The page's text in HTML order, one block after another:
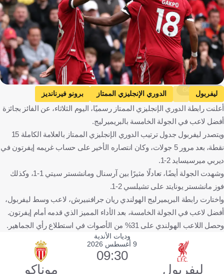
Getty Images
ليفربول الدوري الإنجليزي الممتاز
برونو فيرنانديز
أنطون ستاخ
جيريمي دوكو إنجلترا البرتغال
ألمانيا
بلجيكا
كرة قدم
أعلنت رابطة الدوري الإنجليزي الممتاز رسميًا، اليوم الثلاثاء، عن الفائز بجائزة
أفضل لاعب في الجولة الخامسة بالبريميرليج.
ويتصدر ليفربول جدول ترتيب الدوري الإنجليزي الممتاز بالعلامة الكاملة 15
نقطة، بعد مرور 5 جولات، وكان انتصاره الأخير على حساب غريمه إيفرتون في
ديربي ميرسيسايد 2-1.
وشهدت الجولة أيضًا، تعادلًا مثيرًا بين آرسنال ومانشستر سيتي 1-1، وكذلك
فوز مانشستر يونايتد على تشيلسي 2-1.
واختارت رابطة البريميرليج الهولندي ريان جرافنبيرش، لاعب وسط ليفربول،
أفضل لاعب في الجولة الخامسة، بعد الأداء المميز الذي قدمه أمام إيفرتون.
وحصل اللاعب الهولندي على 31% من الأصوات في استطلاع رأي الجماهير.
وديات الأندية
ليفربول
9 أغسطس 2026
09:30
موناكو